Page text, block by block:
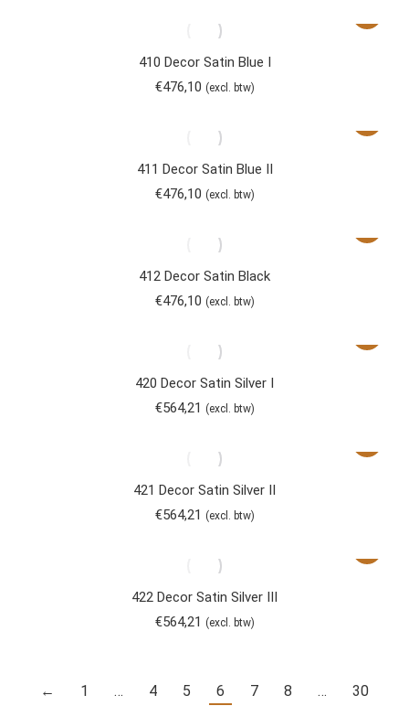
410 Decor Satin Blue I
€476,10 (excl. btw)
411 Decor Satin Blue II
€476,10 (excl. btw)
412 Decor Satin Black
€476,10 (excl. btw)
420 Decor Satin Silver I
€564,21 (excl. btw)
421 Decor Satin Silver II
€564,21 (excl. btw)
422 Decor Satin Silver III
€564,21 (excl. btw)
← 1 … 4 5 6 7 8 …
30